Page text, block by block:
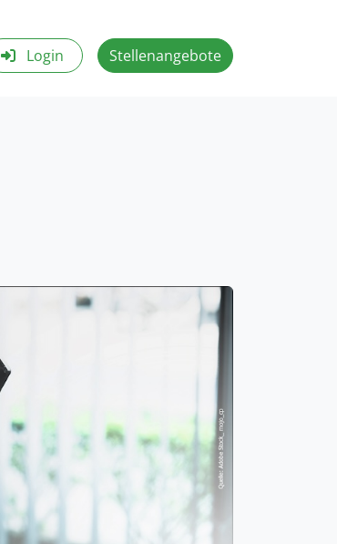
Login Stellenangebote